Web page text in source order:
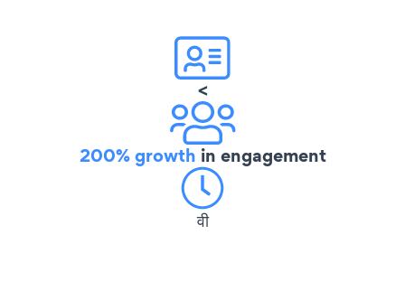
<
200% growth in engagement
वी